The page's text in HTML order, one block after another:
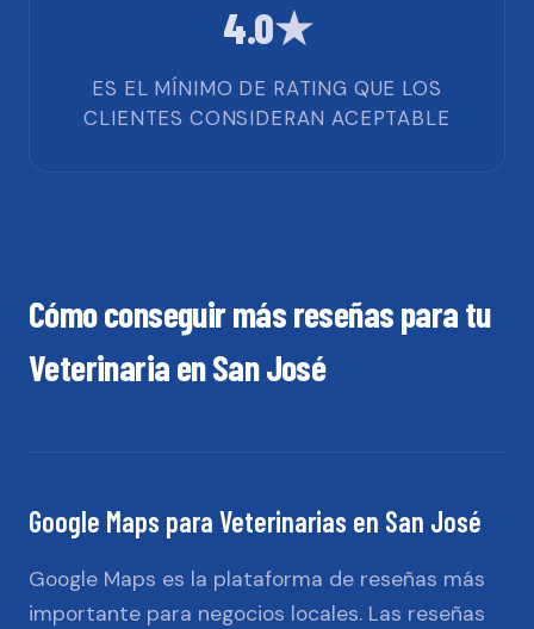
4.0★
ES EL MÍNIMO DE RATING QUE LOS
CLIENTES CONSIDERAN ACEPTABLE
Cómo conseguir más reseñas para tu
VeterinariaenSan José
Google Maps para Veterinarias en San José
Google Maps es la plataforma de reseñas más
importante para negocios locales. Las reseñas